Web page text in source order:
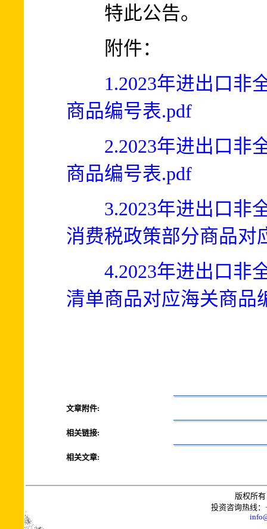
特此公告。
附件：
1.2023年进出口非
商品编号表.pdf
2.2023年进出口非
商品编号表.pdf
3.2023年进出口非
消费税政策部分商品对
4.2023年进出口非
清单商品对应海关商品
文章附件:
相关链接:
相关文章:
版权所
投资咨询热线：